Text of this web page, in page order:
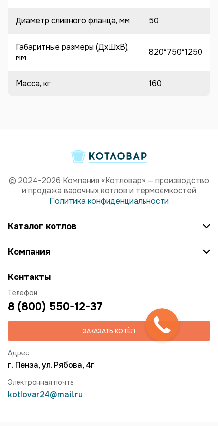
Диаметр сливного фланца, мм 50
Габаритные размеры (ДхШхВ),
мм
820*750*1250
Масса, кг 160
© 2024-2026 Компания «Котловар» — производство
и продажа варочных котлов и термоёмкостей
Политика конфиденциальности
Каталог котлов
Компания
Контакты
Телефон
8 (800) 550-12-37
ЗАКАЗАТЬ КОТЁЛ
Адрес
г. Пенза, ул. Рябова, 4г
Электронная почта
kotlovar24@mail.ru